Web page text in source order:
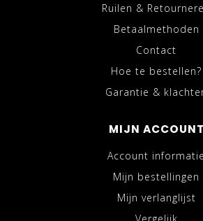
Ruilen &
Betaalmethoden
Contact
Hoe te bestellen?
Garantie &
MIJN ACCOUNT
Account informatie
Mijn bestellingen
Mijn verlanglijst